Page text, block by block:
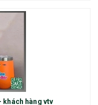
khách hàng vtv